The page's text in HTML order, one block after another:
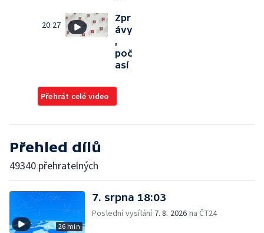
20:27
Zpr
ávy
,
poč
así
Přehrát celé video
Přehled dílů
49340 přehratelných
26 min
7. srpna 18:03
Poslední vysílání 7. 8. 2026 na ČT24